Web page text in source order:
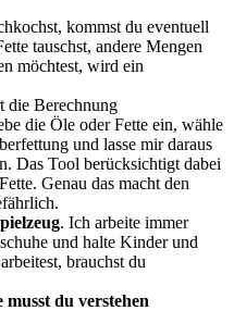
kommst du eventuell
tauschst, andere Mengen
möchtest, wird ein
die Berechnung
die Öle oder Fette ein, wähle
und lasse mir daraus
Das Tool berücksichtigt dabei
Genau das macht den
. Ich arbeite immer
und halte Kinder und
brauchst du
du verstehen